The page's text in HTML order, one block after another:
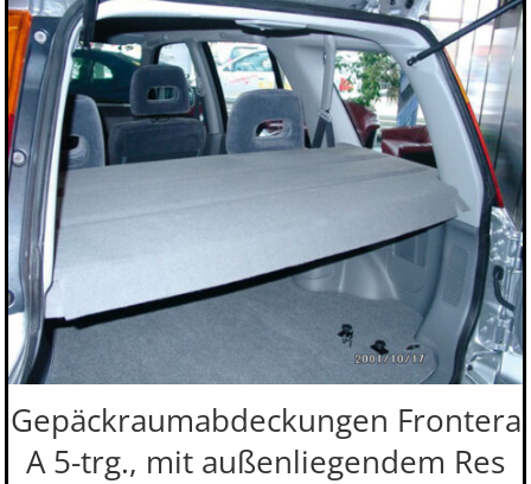
Gepäckraumabdeckungen Frontera
A 5-trg., mit außenliegendem Res